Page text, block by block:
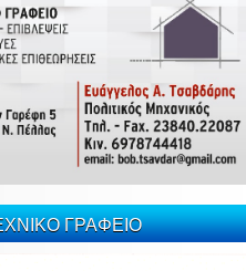
ΓΡΑΦΕΙΟ